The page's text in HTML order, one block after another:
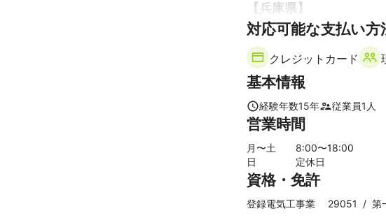
【兵庫県】
新温泉町 香美町 養父市
対応可能な支払い方
クレジットカード
基本情報
経験年数15年 従業員1 人
営業時間
月〜土 8:00〜18:00
日
定休日
資格・免許
登録電気工事業 29051 / 第